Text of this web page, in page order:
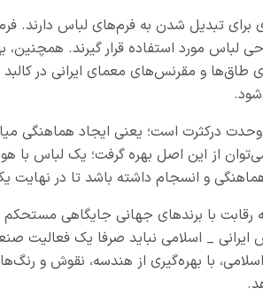
برای تبدیل شدن به فرم‌های لباس
لباس مورد استفاده قرار گیرند.
طاق‌ها و مقرنس‌های معمای ایرانی در
درکثرت است؛ یعنی ایجاد هماهنگی
از این اصل بهره گرفت؛ یک لباس با
و انسجام داشته باشد تا در
رقابت با برندهای جهانی جایگاهی
_ اسلامی نباید صرفا یک فعالیت
با بهره‌گیری از هندسه، نقوش و